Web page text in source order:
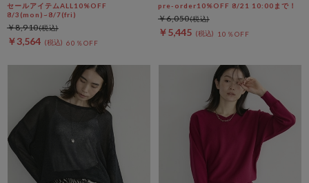
セールアイテムALL10%OFF
8/3(mon)~8/7(fri)
￥3,564 60％OFF
￥8,910
pre-order10%OFF 8/21 10:00まで！
￥5,445 10％OFF
￥6,050